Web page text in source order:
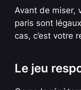
Avant de miser,
paris sont
cas, c’est votre
Le jeu